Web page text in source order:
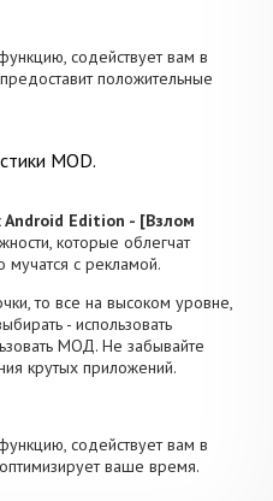
содействует вам в
положительные
MOD.
Android Edition - [Взлом
которые облегчат
мучатся с рекламой.
то все на высоком уровне,
- использовать
МОД. Не забывайте
крутых приложений.
содействует вам в
ваше время.